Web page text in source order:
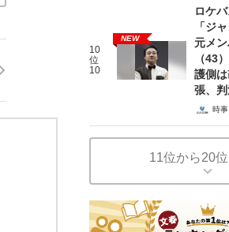
10
位
10
NEW
ロケ
「ジ
元メ
（43
護側
張、判
時
11位から20